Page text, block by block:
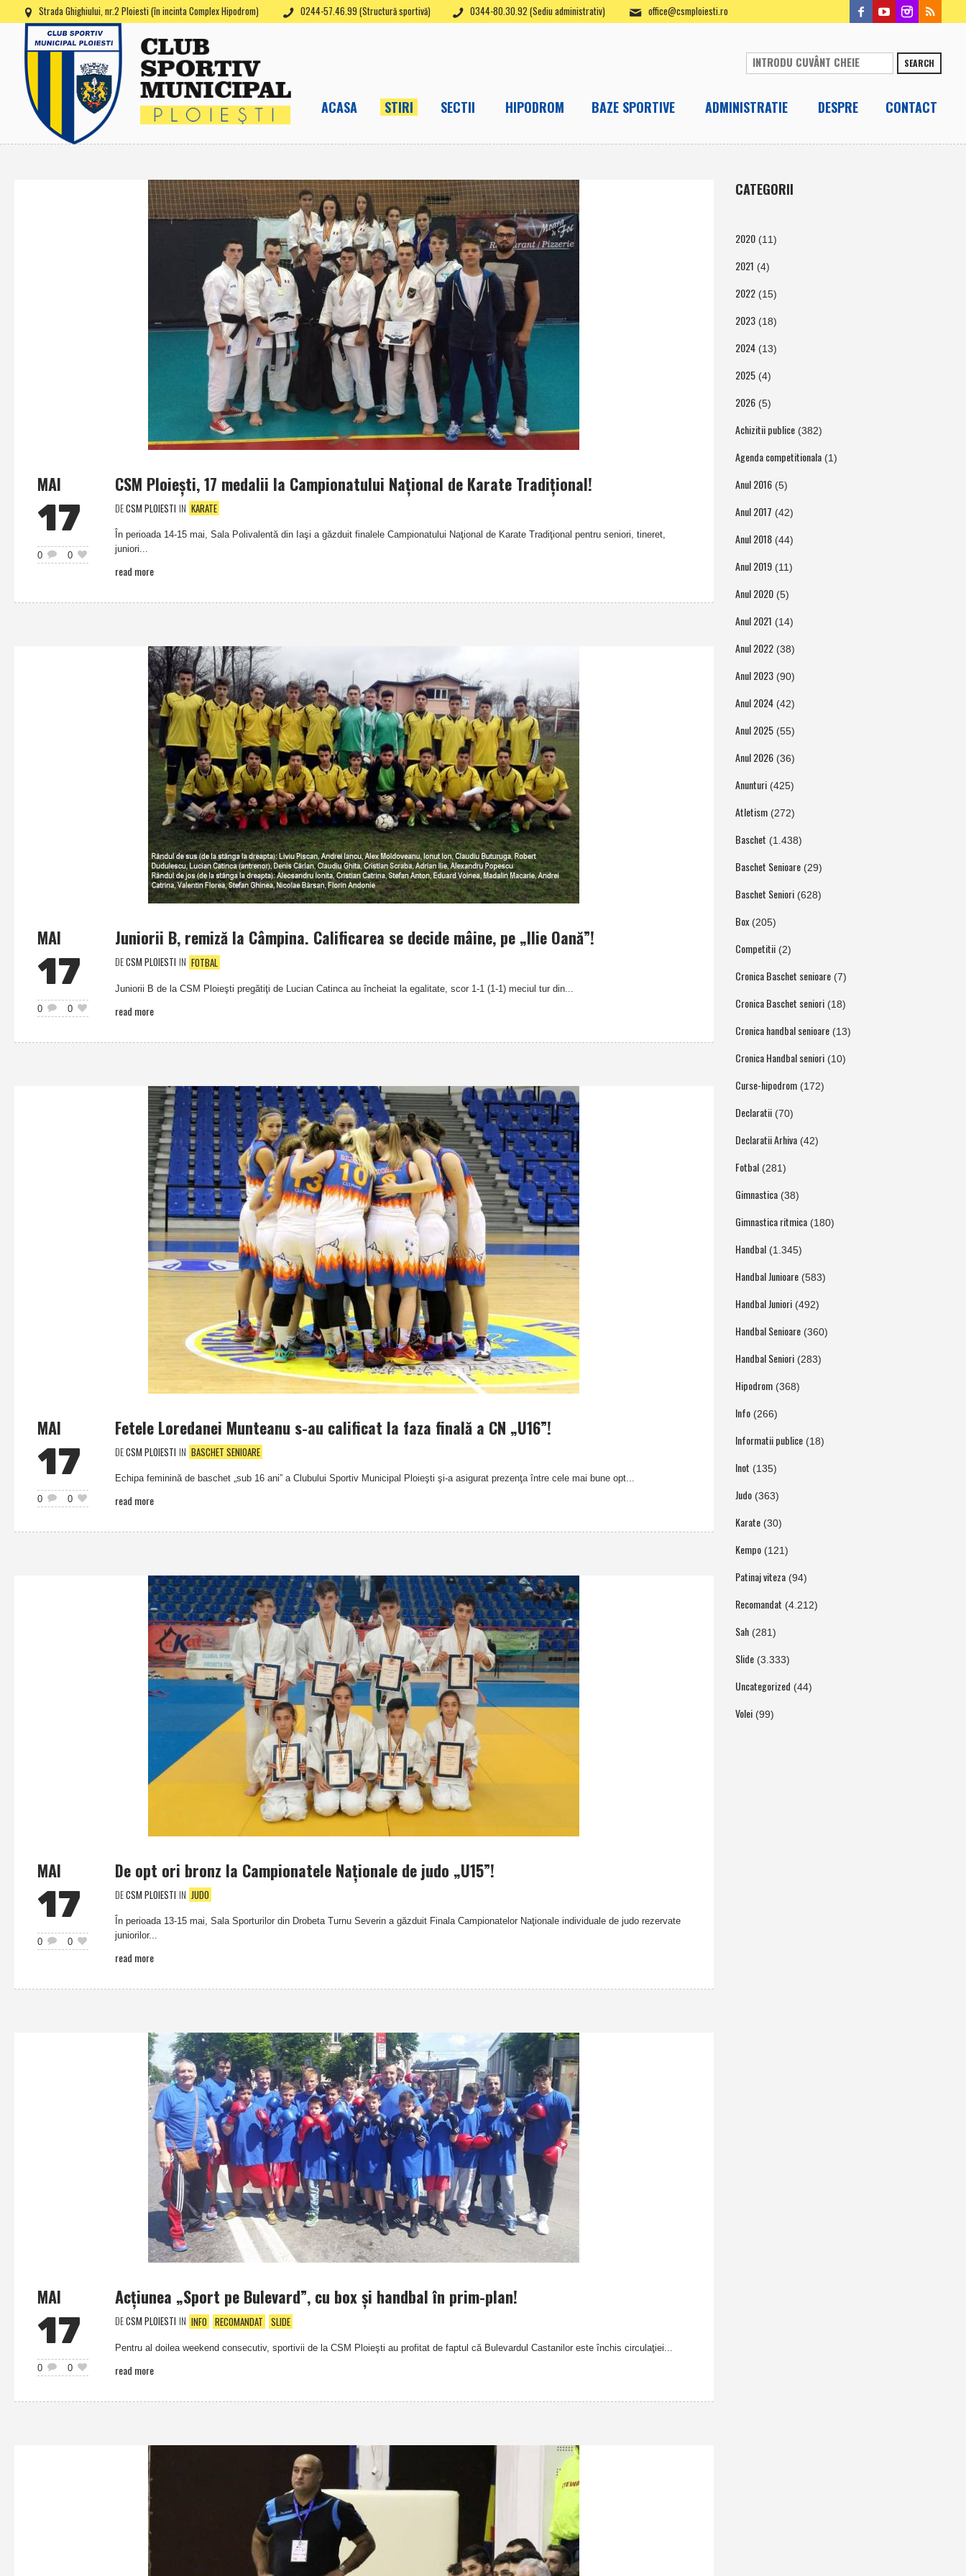
Strada Ghighiului, nr.2 Ploiesti (în incinta Complex Hipodrom) 0244-57.46.99 (Structură sportivă) 0344-80.30.92 (Sediu administrativ) office@csmploiesti.ro
SEARCH
ACASA STIRI SECTII HIPODROM BAZE SPORTIVE ADMINISTRATIE DESPRE CONTACT
MAI
17
0 0
CSM Ploieşti, 17 medalii la Campionatului Naţional de Karate Tradiţional!
DECSM PLOIESTI IN KARATE
În perioada 14-15 mai, Sala Polivalentă din Iaşi a găzduit finalele Campionatului Naţional de Karate Tradiţional pentru seniori, tineret,
juniori...
read more
MAI
17
0 0
Juniorii B, remiză la Câmpina. Calificarea se decide mâine, pe „Ilie Oană”!
DECSM PLOIESTI IN FOTBAL
Juniorii B de la CSM Ploieşti pregătiţi de Lucian Catinca au încheiat la egalitate, scor 1-1 (1-1) meciul tur din...
read more
MAI
17
0 0
Fetele Loredanei Munteanu s-au calificat la faza finală a CN „U16”!
DECSM PLOIESTI IN BASCHET SENIOARE
Echipa feminină de baschet „sub 16 ani” a Clubului Sportiv Municipal Ploieşti şi-a asigurat prezenţa între cele mai bune opt...
read more
MAI
17
0 0
De opt ori bronz la Campionatele Naţionale de judo „U15”!
DECSM PLOIESTI IN JUDO
În perioada 13-15 mai, Sala Sporturilor din Drobeta Turnu Severin a găzduit Finala Campionatelor Naţionale individuale de judo rezervate
juniorilor...
read more
MAI
17
0 0
Acţiunea „Sport pe Bulevard”, cu box şi handbal în prim-plan!
DECSM PLOIESTI IN INFO RECOMANDAT SLIDE
Pentru al doilea weekend consecutiv, sportivii de la CSM Ploieşti au profitat de faptul că Bulevardul Castanilor este închis circulaţiei...
read more
CATEGORII
2020(11)
2021 (4)
2022(15)
2023(18)
2024(13)
2025(4)
2026(5)
Achizitii publice(382)
Agenda competitionala(1)
Anul 2016(5)
Anul 2017 (42)
Anul 2018(44)
Anul 2019(11)
Anul 2020(5)
Anul 2021 (14)
Anul 2022(38)
Anul 2023(90)
Anul 2024(42)
Anul 2025(55)
Anul 2026(36)
Anunturi(425)
Atletism(272)
Baschet (1.438)
Baschet Senioare(29)
Baschet Seniori(628)
Box(205)
Competitii(2)
Cronica Baschet senioare(7)
Cronica Baschet seniori(18)
Cronica handbal senioare(13)
Cronica Handbal seniori(10)
Curse-hipodrom(172)
Declaratii(70)
Declaratii Arhiva(42)
Fotbal (281)
Gimnastica(38)
Gimnastica ritmica(180)
Handbal (1.345)
Handbal Junioare(583)
Handbal Juniori(492)
Handbal Senioare(360)
Handbal Seniori(283)
Hipodrom(368)
Info(266)
Informatii publice(18)
Inot (135)
Judo(363)
Karate(30)
Kempo(121)
Patinaj viteza(94)
Recomandat (4.212)
Sah(281)
Slide(3.333)
Uncategorized (44)
Volei(99)